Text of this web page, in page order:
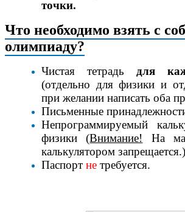
точки.
Что необходимо взять с
олимпиаду?
Чистая тетрадь для
(отдельно для физики и
при желании написать оба
Письменные
Непрограммируемый
физики (Внимание! На
калькулятором запрещается.)
Паспорт не требуется.